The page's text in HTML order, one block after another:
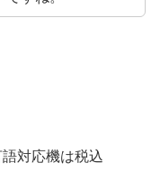
対応機は税込